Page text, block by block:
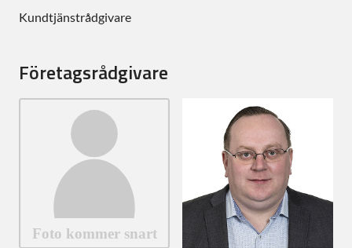
Kundtjänstrådgivare
Företagsrådgivare